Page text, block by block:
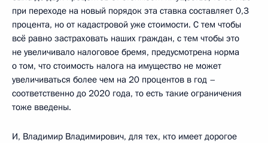
при переходе на новый порядок эта ставка составляет 0,3
процента, но от кадастровой уже стоимости. С тем чтобы
всё равно застраховать наших граждан, с тем чтобы это
не увеличивало налоговое бремя, предусмотрена норма
о том, что стоимость налога на имущество не может
увеличиваться более чем на 20 процентов в год –
соответственно до 2020 года, то есть такие ограничения
тоже введены.
И, Владимир Владимирович, для тех, кто имеет дорогое